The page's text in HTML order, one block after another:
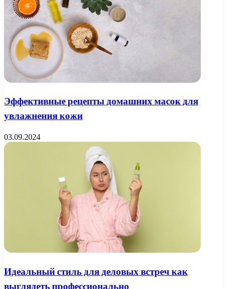
Эффективные рецепты домашних масок для
увлажнения кожи
03.09.2024
Идеальный стиль для деловых встреч как
выглядеть профессионально